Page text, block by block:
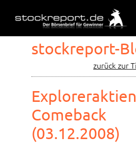
stockreport-
zurück zur
Comeback
(03.12.2008)